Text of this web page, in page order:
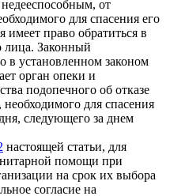
от
для спасения его
право обратиться в
лица. Законный
в установленном законом
орган опеки и
подопечного об отказе
для спасения
следующего за днем
настоящей статьи, для
помощи при
на срок их выбора
согласие на